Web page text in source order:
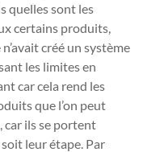
quelles sont les
certains produits,
créé un système
les limites en
car cela rend les
que l’on peut
car ils se portent
leur étape. Par